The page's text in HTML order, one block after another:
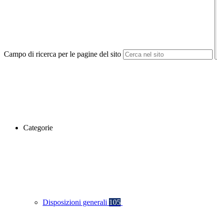
Campo di ricerca per le pagine del sito
Categorie
Disposizioni generali 105